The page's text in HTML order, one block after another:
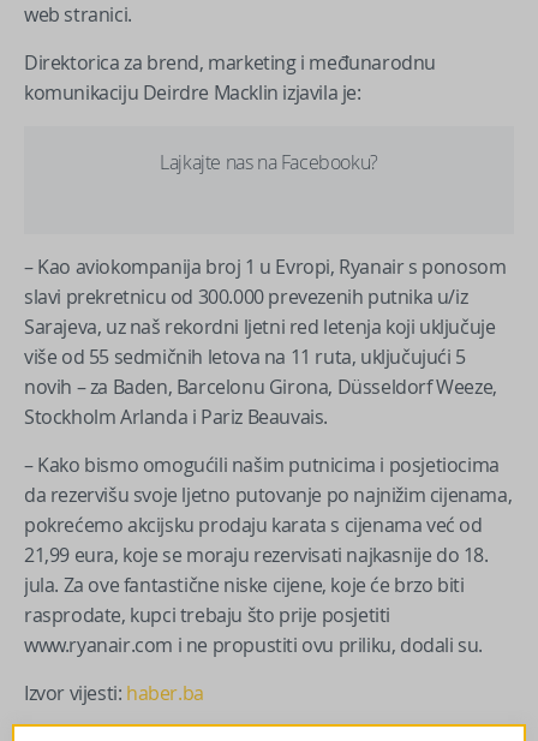
web stranici.
Direktorica za brend, marketing i međunarodnu
komunikaciju Deirdre Macklin izjavila je:
Lajkajte nas na Facebooku?
– Kao aviokompanija broj 1 u Evropi, Ryanair s ponosom
slavi prekretnicu od 300.000 prevezenih putnika u/iz
Sarajeva, uz naš rekordni ljetni red letenja koji uključuje
više od 55 sedmičnih letova na 11 ruta, uključujući 5
novih – za Baden, Barcelonu Girona, Düsseldorf Weeze,
Stockholm Arlanda i Pariz Beauvais.
– Kako bismo omogućili našim putnicima i posjetiocima
da rezervišu svoje ljetno putovanje po najnižim cijenama,
pokrećemo akcijsku prodaju karata s cijenama već od
21,99 eura, koje se moraju rezervisati najkasnije do 18.
jula. Za ove fantastične niske cijene, koje će brzo biti
rasprodate, kupci trebaju što prije posjetiti
www.ryanair.com i ne propustiti ovu priliku, dodali su.
Izvor vijesti: haber.ba